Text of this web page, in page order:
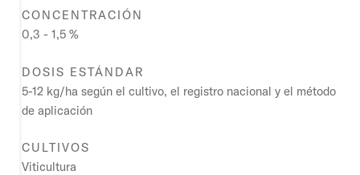
CONCENTRACIÓN
0,3 - 1,5 %
DOSIS ESTÁNDAR
5-12 kg/ha según el cultivo, el registro nacional y el método
de aplicación
CULTIVOS
Viticultura